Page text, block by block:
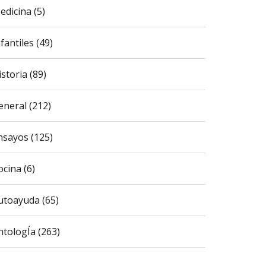
(5)
(49)
(89)
(212)
(125)
(6)
(65)
(263)